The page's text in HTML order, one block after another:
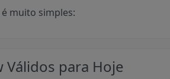
muito simples:
Válidos para Hoje